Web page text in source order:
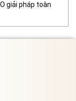
giải pháp toàn